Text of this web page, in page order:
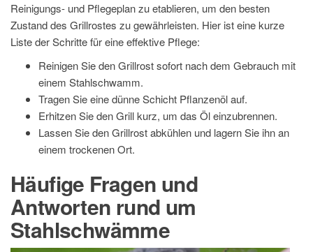
Reinigungs- und Pflegeplan zu etablieren, um den besten
Zustand des Grillrostes zu gewährleisten. Hier ist eine kurze
Liste der Schritte für eine effektive Pflege:
Reinigen Sie den Grillrost sofort nach dem Gebrauch mit
einem Stahlschwamm.
Tragen Sie eine dünne Schicht Pflanzenöl auf.
Erhitzen Sie den Grill kurz, um das Öl einzubrennen.
Lassen Sie den Grillrost abkühlen und lagern Sie ihn an
einem trockenen Ort.
Häufige Fragen und
Antworten rund um
Stahlschwämme